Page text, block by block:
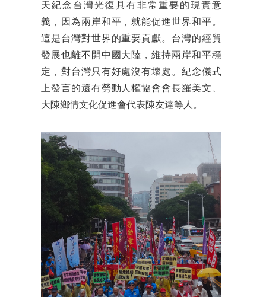
天紀念台灣光復具有非常重要的現實意
義，因為兩岸和平，就能促進世界和平。
這是台灣對世界的重要貢獻。台灣的經貿
發展也離不開中國大陸，維持兩岸和平穩
定，對台灣只有好處沒有壞處。紀念儀式
上發言的還有勞動人權協會會長羅美文、
大陳鄉情文化促進會代表陳友達等人。